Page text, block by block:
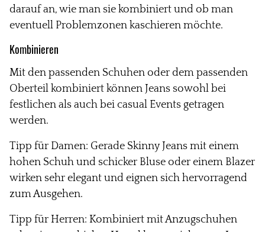
darauf an, wie man sie kombiniert und ob man
eventuell Problemzonen kaschieren möchte.
Kombinieren
Mit den passenden Schuhen oder dem passenden
Oberteil kombiniert können Jeans sowohl bei
festlichen als auch bei casual Events getragen
werden.
Tipp für Damen: Gerade Skinny Jeans mit einem
hohen Schuh und schicker Bluse oder einem Blazer
wirken sehr elegant und eignen sich hervorragend
zum Ausgehen.
Tipp für Herren: Kombiniert mit Anzugschuhen